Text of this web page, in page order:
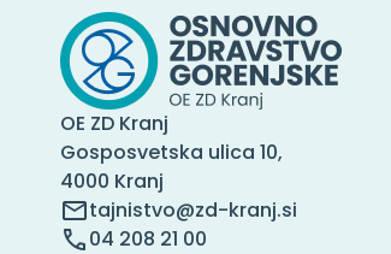
OE ZD Kranj
Gosposvetska ulica 10,
4000 Kranj
tajnistvo@zd-kranj.si
04 208 21 00